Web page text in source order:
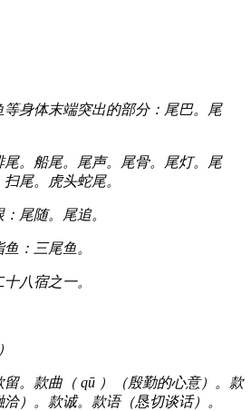
等身体末端突出的部分：尾巴。尾
尾。船尾。尾声。尾骨。尾灯。尾
尾。虎头蛇尾。
尾随。尾追。
：三尾鱼。
八宿之一。
留。款曲（ qū ）（殷勤的心意）。款
）。款诚。款语（恳切谈话）。